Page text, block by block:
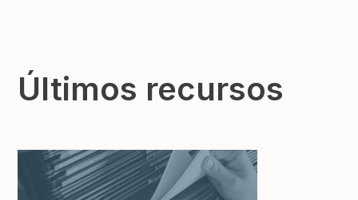
Últimos recursos